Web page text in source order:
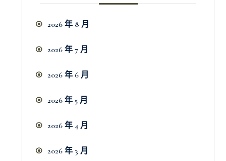
2026 年 8 月
2026 年 7 月
2026 年 6 月
2026 年 5 月
2026 年 4 月
2026 年 3 月